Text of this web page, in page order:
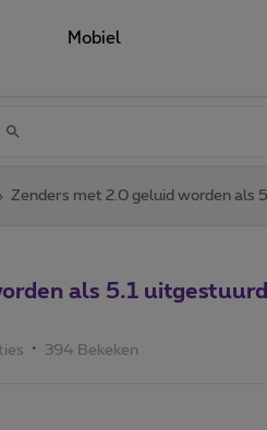
Mobiel
Zenders met 2.0 geluid worden als
als 5.1
394 Bekeken